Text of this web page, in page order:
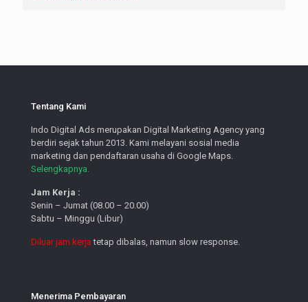
Tentang Kami
Indo Digital Ads merupakan Digital Marketing Agency yang
berdiri sejak tahun 2013. Kami melayani sosial media
marketing dan pendaftaran usaha di Google Maps.
Selengkapnya.
Jam Kerja :
Senin – Jumat (08.00 – 20.00)
Sabtu – Minggu (Libur)
Diluar jam kerja tetap dibalas, namun slow response.
Menerima Pembayaran